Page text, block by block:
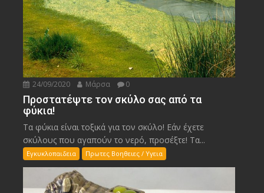
24/09/2020 Μάρσα 0
Προστατέψτε τον σκύλο σας από τα
φύκια!
Τα φύκια είναι τοξικά για τον σκύλο! Εάν έχετε
σκύλους που αγαπούν το νερό, προσέξτε! Τα...
Εγκυκλοπαιδεια Πρωτες Βοηθειες / Υγεια